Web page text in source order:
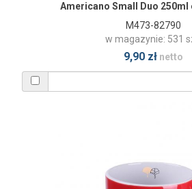
Americano Small Duo 250ml
M473-82790
w magazynie: 531
9,90 złnetto